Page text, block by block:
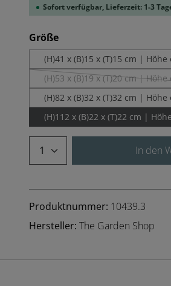
Sofort verfügbar, Lieferzeit: 1-3
Größeauswählen
(H)41 x (B)15 x (T)15 cm |
(H)53 x (B)19 x (T)20 cm |
(Diese
(H)82 x (B)32 x (T)32 cm |
(H)112 x (B)22 x (T)22 cm |
Produkt Anzahl:In den
Produktnummer: 10439.3
Hersteller: The Garden Shop